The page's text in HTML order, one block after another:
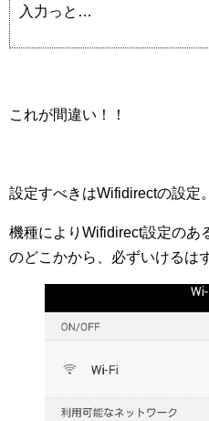
入力っと…
これが間違い！！
設定すべきはWifidirectの設定
機種によりWifidirect設定のあ
のどこかから、必ずいけるは